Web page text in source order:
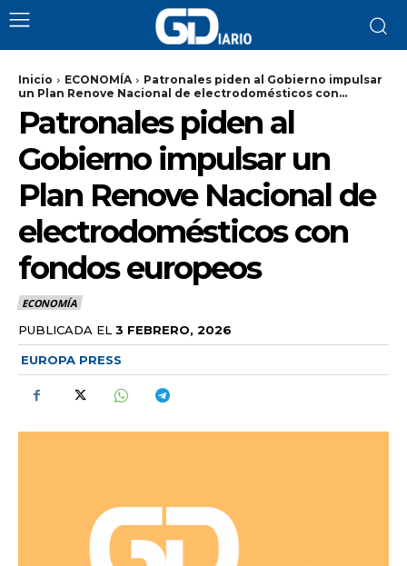
Inicio ECONOMÍA
Patronales piden al Gobierno impulsar
un Plan Renove Nacional de electrodomésticos con...
Patronales piden al
Gobierno impulsar un
Plan Renove Nacional de
electrodomésticos con
fondos europeos
ECONOMÍA
PUBLICADA EL 3 FEBRERO, 2026
EUROPA PRESS